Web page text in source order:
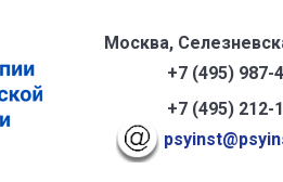
Москва,
+7 (495) 987-
+7 (495) 212-